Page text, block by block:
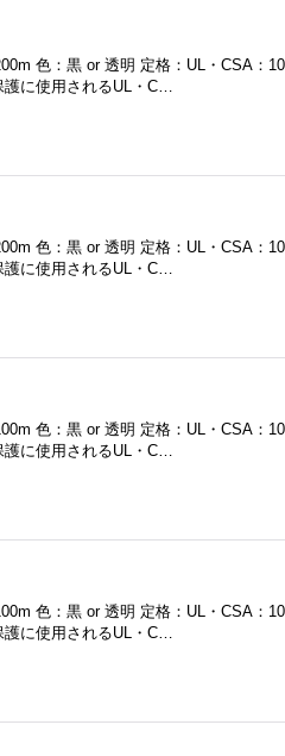
色：黒 or 透明 定格：UL・CSA：10
に使用されるUL・C…
色：黒 or 透明 定格：UL・CSA：10
に使用されるUL・C…
色：黒 or 透明 定格：UL・CSA：10
に使用されるUL・C…
色：黒 or 透明 定格：UL・CSA：10
に使用されるUL・C…